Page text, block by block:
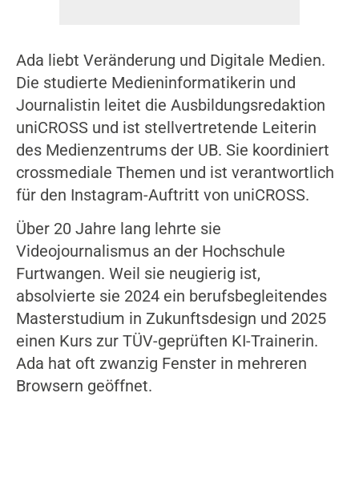
Ada liebt Veränderung und Digitale Medien.
Die studierte Medieninformatikerin und
Journalistin leitet die Ausbildungsredaktion
uniCROSS und ist stellvertretende Leiterin
des Medienzentrums der UB. Sie koordiniert
crossmediale Themen und ist verantwortlich
für den Instagram-Auftritt von uniCROSS.
Über 20 Jahre lang lehrte sie
Videojournalismus an der Hochschule
Furtwangen. Weil sie neugierig ist,
absolvierte sie 2024 ein berufsbegleitendes
Masterstudium in Zukunftsdesign und 2025
einen Kurs zur TÜV-geprüften KI-Trainerin.
Ada hat oft zwanzig Fenster in mehreren
Browsern geöffnet.